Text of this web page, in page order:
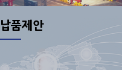
납품제안